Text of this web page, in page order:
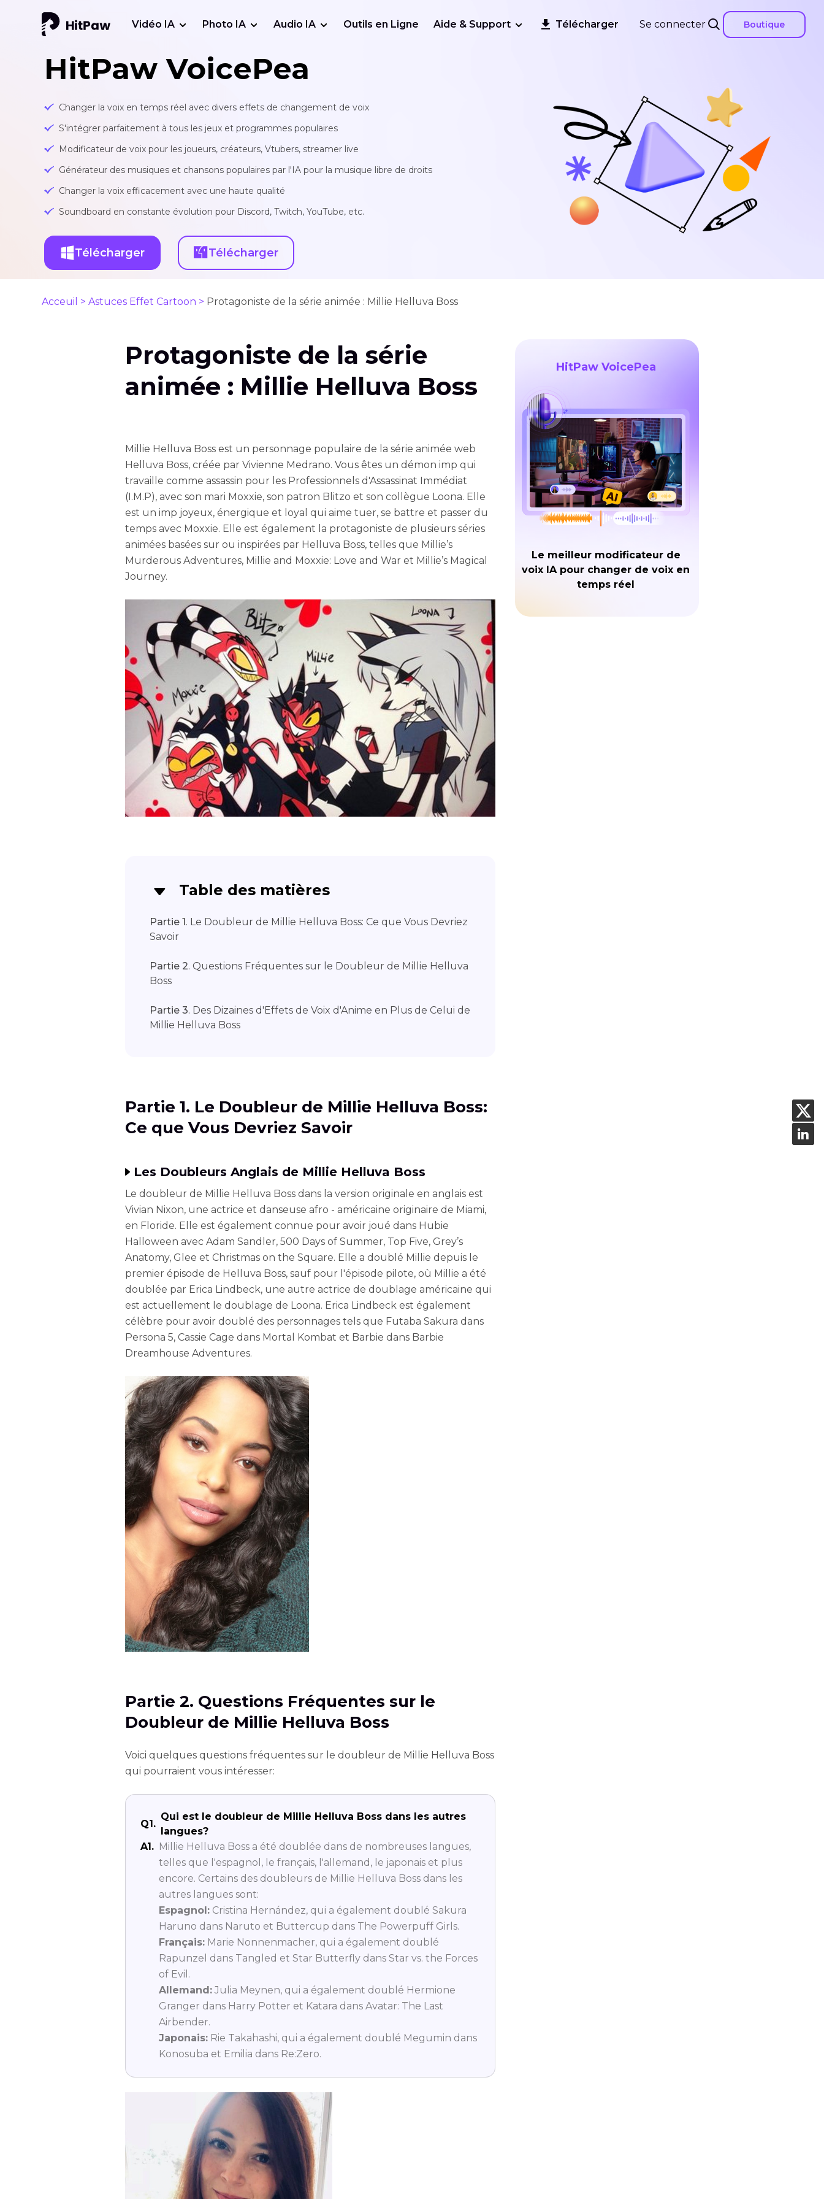
Se connecter Boutique
Vidéo IA Photo IA Audio IA Outils en Ligne Aide & Support Télécharger
HitPaw VoicePea
Changer la voix en temps réel avec divers effets de changement de voix
S'intégrer parfaitement à tous les jeux et programmes populaires
Modificateur de voix pour les joueurs, créateurs, Vtubers, streamer live
Générateur des musiques et chansons populaires par l'IA pour la musique libre de droits
Changer la voix efficacement avec une haute qualité
Soundboard en constante évolution pour Discord, Twitch, YouTube, etc.
Télécharger Télécharger
Acceuil > Astuces Effet Cartoon > Protagoniste de la série animée : Millie Helluva Boss
Protagoniste de la série
animée : Millie Helluva Boss
Millie Helluva Boss est un personnage populaire de la série animée web
Helluva Boss, créée par Vivienne Medrano. Vous êtes un démon imp qui
travaille comme assassin pour les Professionnels d'Assassinat Immédiat
(I.M.P), avec son mari Moxxie, son patron Blitzo et son collègue Loona. Elle
est un imp joyeux, énergique et loyal qui aime tuer, se battre et passer du
temps avec Moxxie. Elle est également la protagoniste de plusieurs séries
animées basées sur ou inspirées par Helluva Boss, telles que Millie’s
Murderous Adventures, Millie and Moxxie: Love and War et Millie’s Magical
Journey.
Table des matières
Partie 1. Le Doubleur de Millie Helluva Boss: Ce que Vous Devriez
Savoir
Partie 2. Questions Fréquentes sur le Doubleur de Millie Helluva
Boss
Partie 3. Des Dizaines d'Effets de Voix d'Anime en Plus de Celui de
Millie Helluva Boss
Partie 1. Le Doubleur de Millie Helluva Boss:
Ce que Vous Devriez Savoir
Les Doubleurs Anglais de Millie Helluva Boss
Le doubleur de Millie Helluva Boss dans la version originale en anglais est
Vivian Nixon, une actrice et danseuse afro - américaine originaire de Miami,
en Floride. Elle est également connue pour avoir joué dans Hubie
Halloween avec Adam Sandler, 500 Days of Summer, Top Five, Grey’s
Anatomy, Glee et Christmas on the Square. Elle a doublé Millie depuis le
premier épisode de Helluva Boss, sauf pour l'épisode pilote, où Millie a été
doublée par Erica Lindbeck, une autre actrice de doublage américaine qui
est actuellement le doublage de Loona. Erica Lindbeck est également
célèbre pour avoir doublé des personnages tels que Futaba Sakura dans
Persona 5, Cassie Cage dans Mortal Kombat et Barbie dans Barbie
Dreamhouse Adventures.
Partie 2. Questions Fréquentes sur le
Doubleur de Millie Helluva Boss
Voici quelques questions fréquentes sur le doubleur de Millie Helluva Boss
qui pourraient vous intéresser:
Q1.
Qui est le doubleur de Millie Helluva Boss dans les autres
langues?
A1. Millie Helluva Boss a été doublée dans de nombreuses langues,
telles que l'espagnol, le français, l'allemand, le japonais et plus
encore. Certains des doubleurs de Millie Helluva Boss dans les
autres langues sont:
Espagnol: Cristina Hernández, qui a également doublé Sakura
Haruno dans Naruto et Buttercup dans The Powerpuff Girls.
Français: Marie Nonnenmacher, qui a également doublé
Rapunzel dans Tangled et Star Butterfly dans Star vs. the Forces
of Evil.
Allemand: Julia Meynen, qui a également doublé Hermione
Granger dans Harry Potter et Katara dans Avatar: The Last
Airbender.
Japonais: Rie Takahashi, qui a également doublé Megumin dans
Konosuba et Emilia dans Re:Zero.
HitPaw VoicePea
Le meilleur modificateur de
voix IA pour changer de voix en
temps réel